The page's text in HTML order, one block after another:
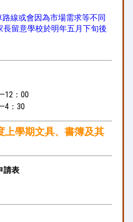
線或會因為市場需求等不同
長留意學校於明年五月下旬後
：00
：30
上學期文具、書簿及其
請表